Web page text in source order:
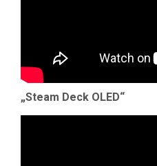
„Steam Deck OLED“